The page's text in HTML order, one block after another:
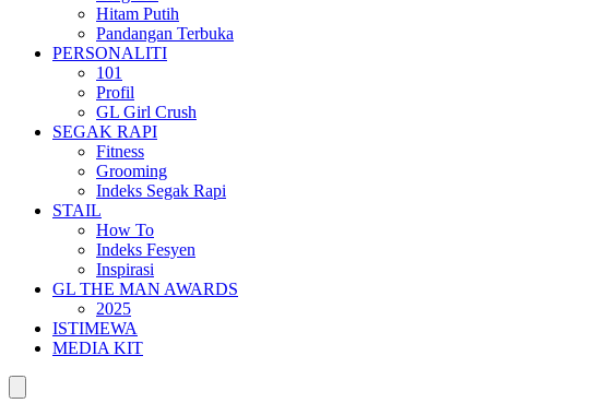
Hitam Putih
Pandangan Terbuka
PERSONALITI
101
Profil
GL Girl Crush
SEGAK RAPI
Fitness
Grooming
Indeks Segak Rapi
STAIL
How To
Indeks Fesyen
Inspirasi
GL THE MAN AWARDS
2025
ISTIMEWA
MEDIA KIT